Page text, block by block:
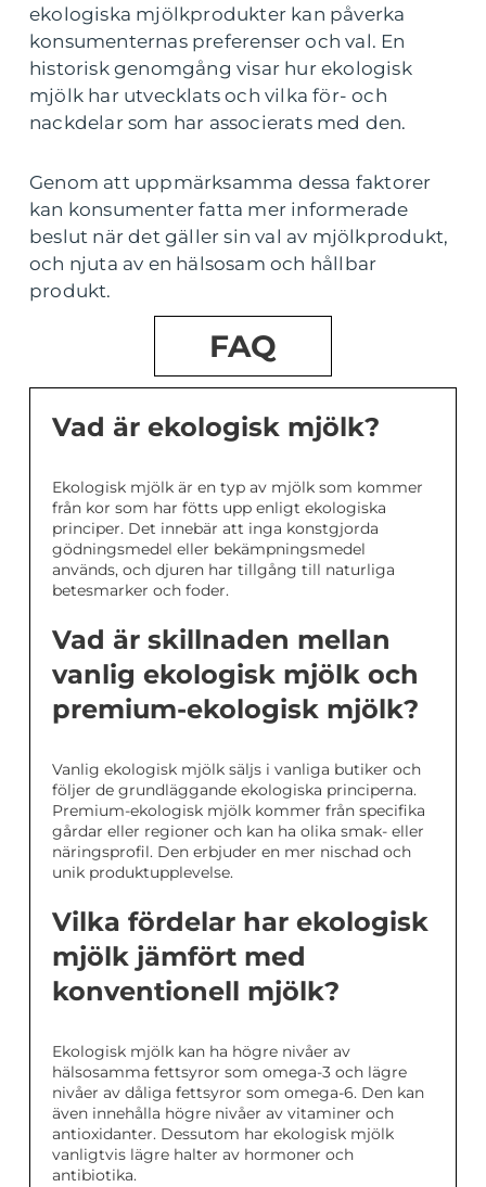
ekologiska mjölkprodukter kan påverka
konsumenternas preferenser och val. En
historisk genomgång visar hur ekologisk
mjölk har utvecklats och vilka för- och
nackdelar som har associerats med den.
Genom att uppmärksamma dessa faktorer
kan konsumenter fatta mer informerade
beslut när det gäller sin val av mjölkprodukt,
och njuta av en hälsosam och hållbar
produkt.
FAQ
Vad är ekologisk mjölk?
Ekologisk mjölk är en typ av mjölk som kommer
från kor som har fötts upp enligt ekologiska
principer. Det innebär att inga konstgjorda
gödningsmedel eller bekämpningsmedel
används, och djuren har tillgång till naturliga
betesmarker och foder.
Vad är skillnaden mellan
vanlig ekologisk mjölk och
premium-ekologisk mjölk?
Vanlig ekologisk mjölk säljs i vanliga butiker och
följer de grundläggande ekologiska principerna.
Premium-ekologisk mjölk kommer från specifika
gårdar eller regioner och kan ha olika smak- eller
näringsprofil. Den erbjuder en mer nischad och
unik produktupplevelse.
Vilka fördelar har ekologisk
mjölk jämfört med
konventionell mjölk?
Ekologisk mjölk kan ha högre nivåer av
hälsosamma fettsyror som omega-3 och lägre
nivåer av dåliga fettsyror som omega-6. Den kan
även innehålla högre nivåer av vitaminer och
antioxidanter. Dessutom har ekologisk mjölk
vanligtvis lägre halter av hormoner och
antibiotika.